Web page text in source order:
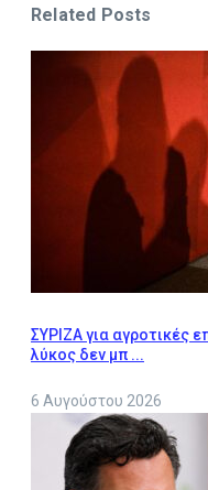
Related Posts
ΣΥΡΙΖΑ για αγροτικές
λύκος δεν μπ ...
6 Αυγούστου 2026